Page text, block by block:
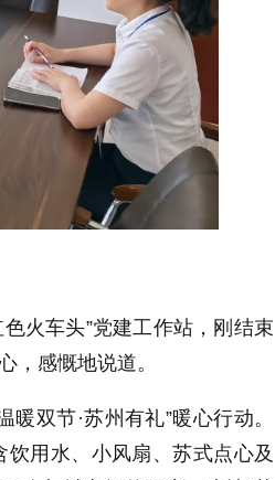
火车头”党建工作站，刚结束
，感慨地说道。
双节·苏州有礼”暖心行动。
用水、小风扇、苏式点心及